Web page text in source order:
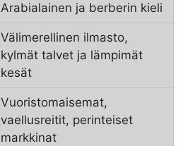
Arabialainen ja berberin kieli
Välimerellinen ilmasto,
kylmät talvet ja lämpimät
kesät
Vuoristomaisemat,
vaellusreitit, perinteiset
markkinat